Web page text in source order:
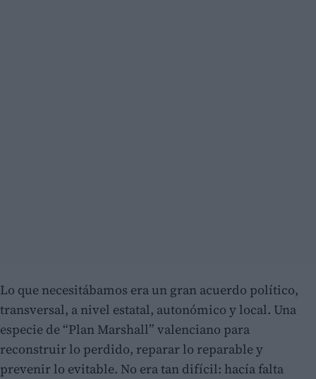
Lo que necesitábamos era un gran acuerdo político,
transversal, a nivel estatal, autonómico y local. Una
especie de “Plan Marshall” valenciano para
reconstruir lo perdido, reparar lo reparable y
prevenir lo evitable. No era tan difícil: hacía falta